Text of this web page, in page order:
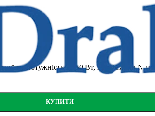
на потужність до 50 Вт, з роз’ємами N
КУПИТИ